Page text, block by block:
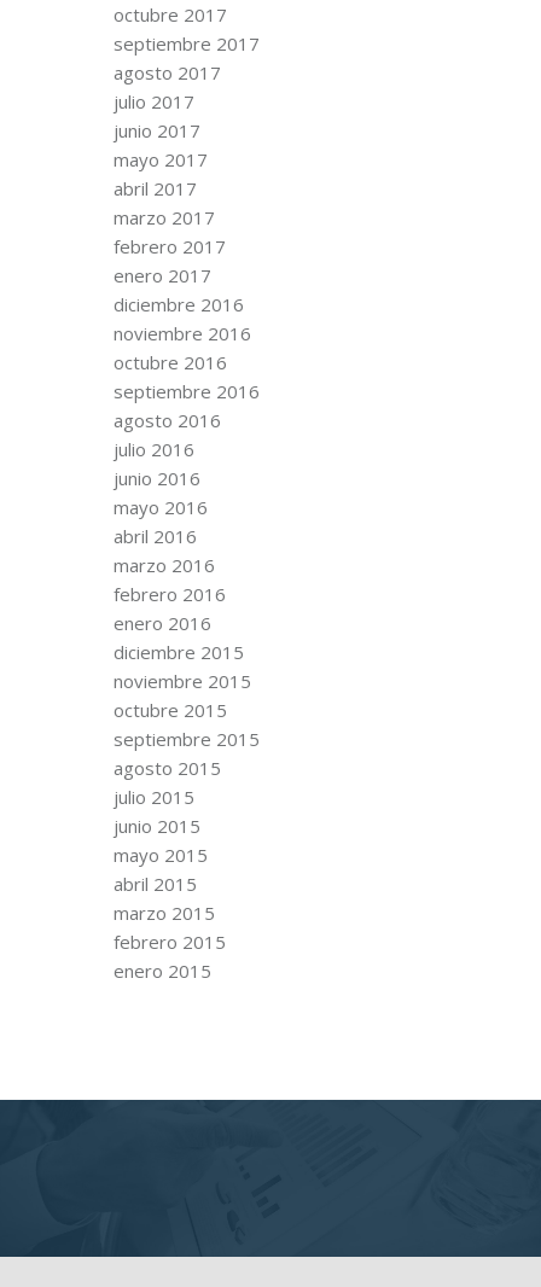
octubre 2017
septiembre 2017
agosto 2017
julio 2017
junio 2017
mayo 2017
abril 2017
marzo 2017
febrero 2017
enero 2017
diciembre 2016
noviembre 2016
octubre 2016
septiembre 2016
agosto 2016
julio 2016
junio 2016
mayo 2016
abril 2016
marzo 2016
febrero 2016
enero 2016
diciembre 2015
noviembre 2015
octubre 2015
septiembre 2015
agosto 2015
julio 2015
junio 2015
mayo 2015
abril 2015
marzo 2015
febrero 2015
enero 2015